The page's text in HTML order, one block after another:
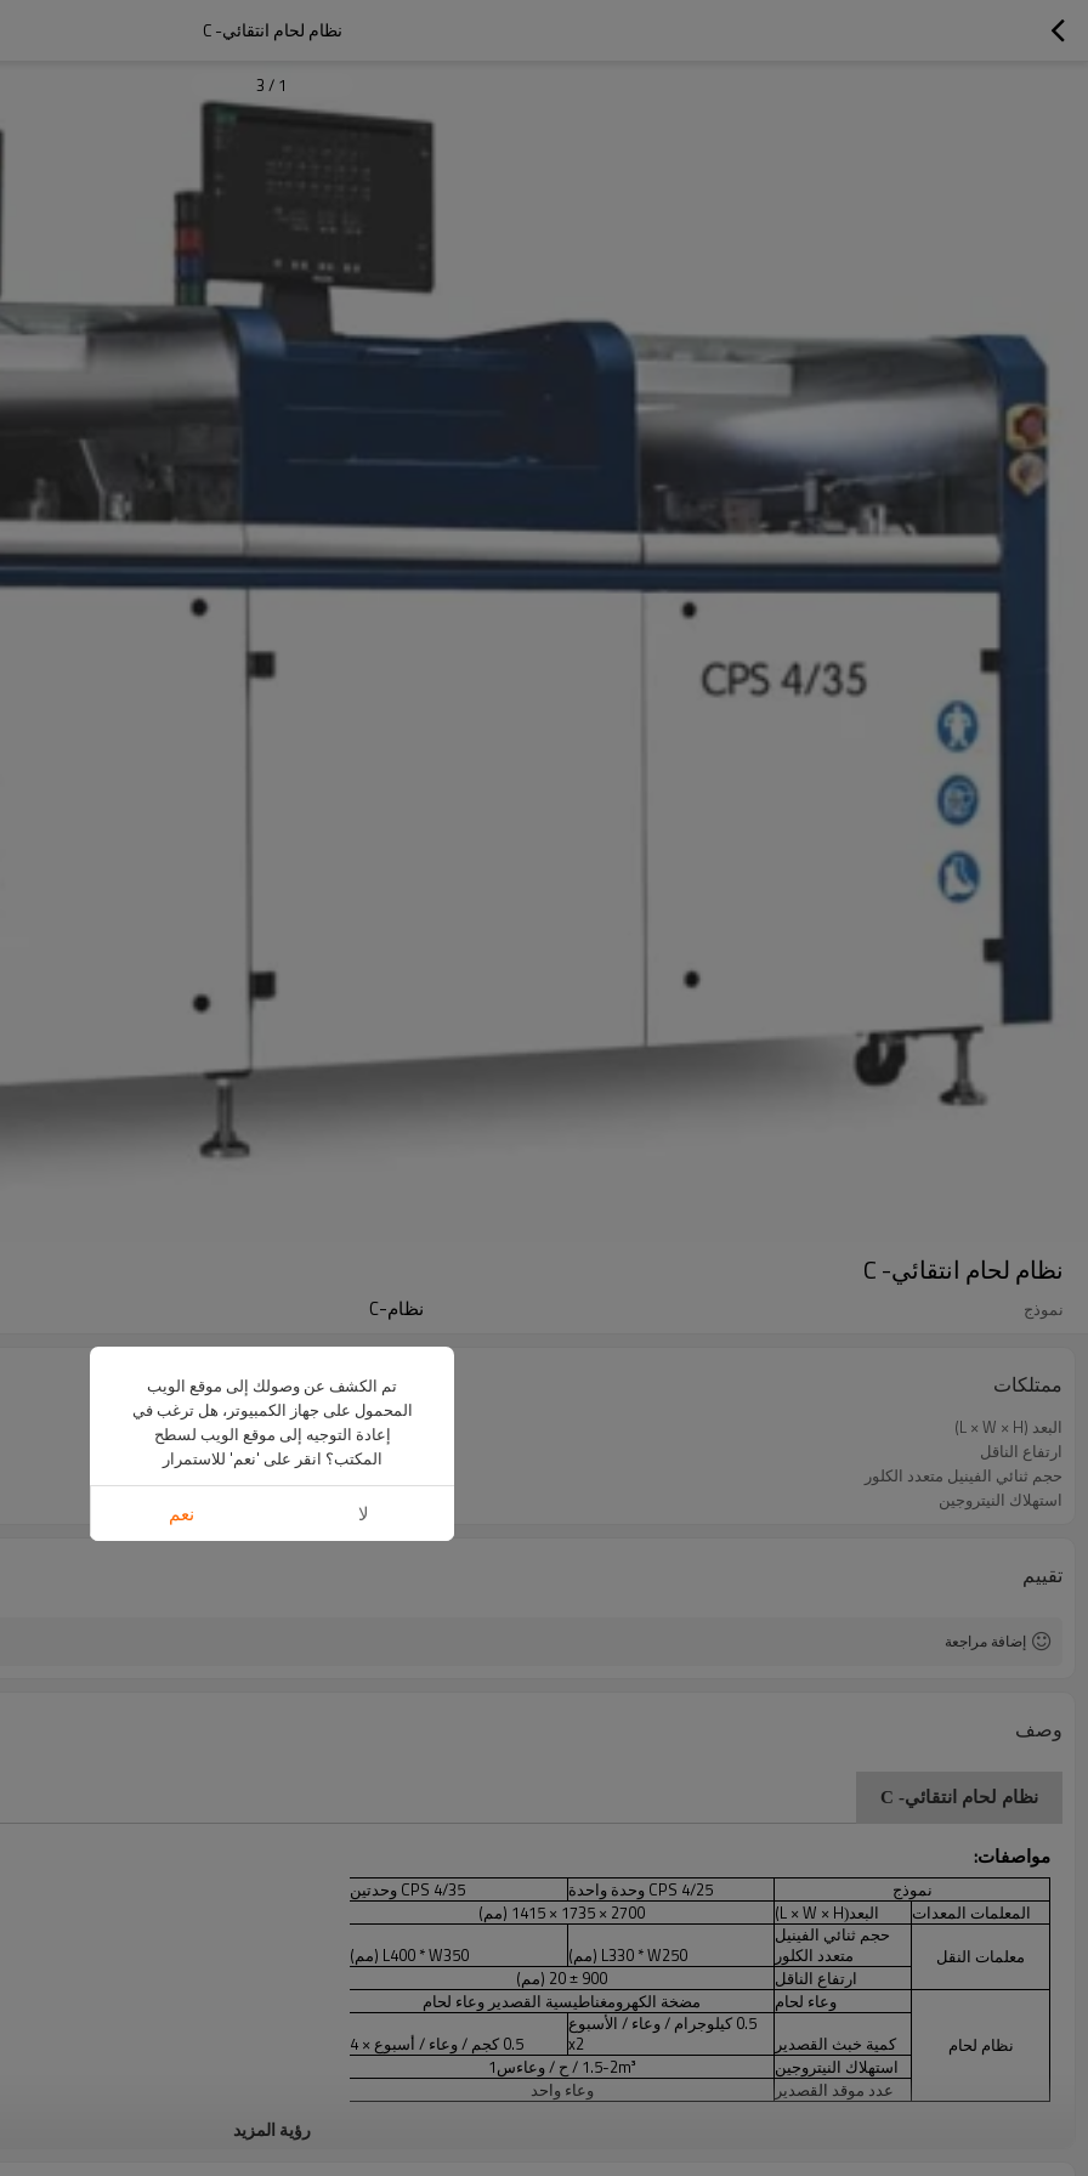
نظام لحام انتقائي- C
1
/
3
نظام لحام انتقائي- C
نموذج نظام-C
ممتلكات
البعد (L × W × H) 2700 × 1735 × 1415 (مم)
ارتفاع الناقل
حجم ثنائي الفينيل متعدد الكلور L330 * W250 / L400 * W350 (مم)
استهلاك النيتروجين 1.5-2m³ / ح / potx1
تقييم
إضافة مراجعة
وصف
نظام لحام انتقائي- C
مواصفات:
نموذج CPS 4/25 وحدة واحدة
CPS 4/35 وحدتين
المعلمات المعدات
البعد(
L × W × H)
2700 × 1735 × 1415 (مم)
معلمات النقل
حجم ثنائي الفينيل
متعدد الكلور
L330 * W250 (مم)
L400 * W350 (مم)
ارتفاع الناقل
900 ± 20 (مم)
نظام لحام
وعاء لحام
مضخة الكهرومغناطيسية القصدير وعاء لحام
كمية خبث القصدير
0.5 كيلوجرام / وعاء / الأسبوع
x2
0.5 كجم / وعاء / أسبوع × 4
استهلاك النيتروجين
1.5-2m³ / ح / وعاء س 1
عدد موقد القصدير
وعاء واحد
رؤية المزيد
تم الكشف عن وصولك إلى موقع الويب
المحمول على جهاز الكمبيوتر، هل ترغب في
إعادة التوجيه إلى موقع الويب لسطح
المكتب؟ انقر على 'نعم' للاستمرار
لا نعم